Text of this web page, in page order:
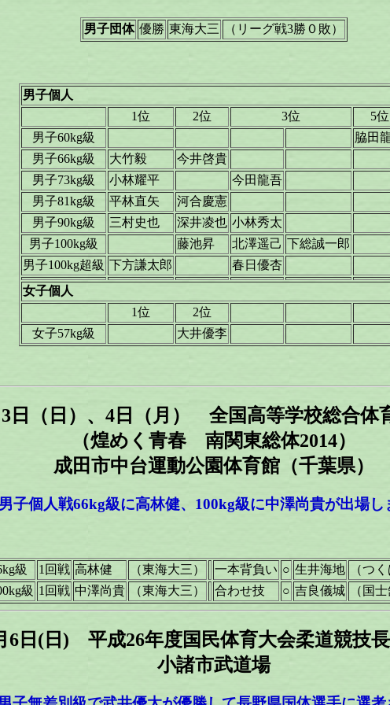
男子団体 優勝 東海大三 （リーグ戦3勝０敗）
男子個人
1位
2位 3位
5位
男子60kg級
脇田
男子66kg級
大竹毅
今井啓貴
男子73kg級
小林耀平
今田龍吾
男子81kg級
平林直矢
河合慶憲
男子90kg級
三村史也 深井凌也 小林秀太
男子100kg級
藤池昇 北澤遥己 下総誠一郎
男子100kg超級 下方謙太郎
春日優杏
女子個人
1位
2位
女子57kg級
大井優李
日（日）、4日（月） 全国高等学校総合体
（煌めく青春 南関東総体2014）
成田市中台運動公園体育館（千葉県）
男子個人戦66kg級に高林健、100kg級に中澤尚貴が出場し
級 1回戦 高林健 （東海大三） 一本背負い ○ 生井海地
（つ
級 1回戦 中澤尚貴 （東海大三） 合わせ技 ○ 吉良儀城 （国
6日(日) 平成26年度国民体育大会柔道競技
小諸市武道場